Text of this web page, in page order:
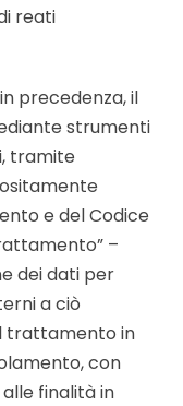
reati
precedenza, il
strumenti
tramite
e del Codice
–
dei dati per
a ciò
trattamento in
con
finalità in